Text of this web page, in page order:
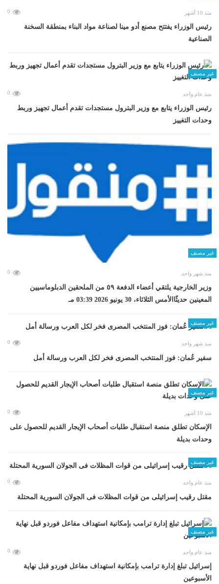
منذ 10 أشهر 0
رئيس الوزراء يفتتح مصنع أدو مينا لصناعة مواد البناء بمنطقة السخنة
الصناعية
غير مصنف
منذ عام واحد 0
رئيس الوزراء يتابع مع وزير البترول مستجدات تقدم أعمال تجهيز وربط
وحدات التغييز
غير مصنف
منذ شهر واحد 0
وزير الخارجية يلتقي أعضاء الدفعة ٥٩ من الملحقين الدبلوماسيين
المعينين حديثًاالأمس الثلاثاء، 30 يونيو 2026 03:39 مـ
غير مصنف
منذ شهر واحد 0
سفير عُمان: فوز المنتخب المصرى فخر لكل العرب ورسالة أمل
غير مصنف
منذ 10 أشهر 0
الإسكان تطلق منصة استقبال طلبات أصحاب الإيجار القديم للحصول على
وحدات بديلة
غير مصنف
منذ عام واحد 0
مقتل رقيب إسرائيلى من قوات المظلات فى الجولان السورية المحتلة
غير مصنف
منذ عام واحد 0
إسرائيل تبلغ إدارة ترامب بإمكانية استهداف مفاعل فوردو قبل نهاية
الأسبوعين